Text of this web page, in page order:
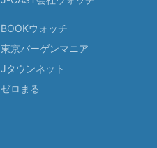
BOOKウォッチ
東京バーゲンマニア
Jタウンネット
ゼロまる